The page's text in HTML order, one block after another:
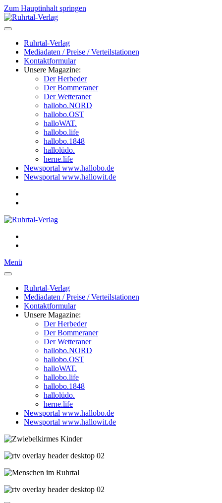
Zum Hauptinhalt springen
Ruhrtal-Verlag
Mediadaten / Preise / Verteilstationen
Kontaktformular
Unsere Magazine:
Der Herbeder
Der Bommeraner
Der Wetteraner
hallobo.NORD
hallobo.OST
halloWAT.
hallobo.life
hallobo.1848
hallolüdo.
herne.life
Newsportal www.hallobo.de
Newsportal www.hallowit.de
Menü
Ruhrtal-Verlag
Mediadaten / Preise / Verteilstationen
Kontaktformular
Unsere Magazine:
Der Herbeder
Der Bommeraner
Der Wetteraner
hallobo.NORD
hallobo.OST
halloWAT.
hallobo.life
hallobo.1848
hallolüdo.
herne.life
Newsportal www.hallobo.de
Newsportal www.hallowit.de